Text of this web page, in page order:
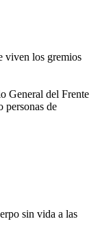
viven los gremios
General del Frente
personas de
sin vida a las